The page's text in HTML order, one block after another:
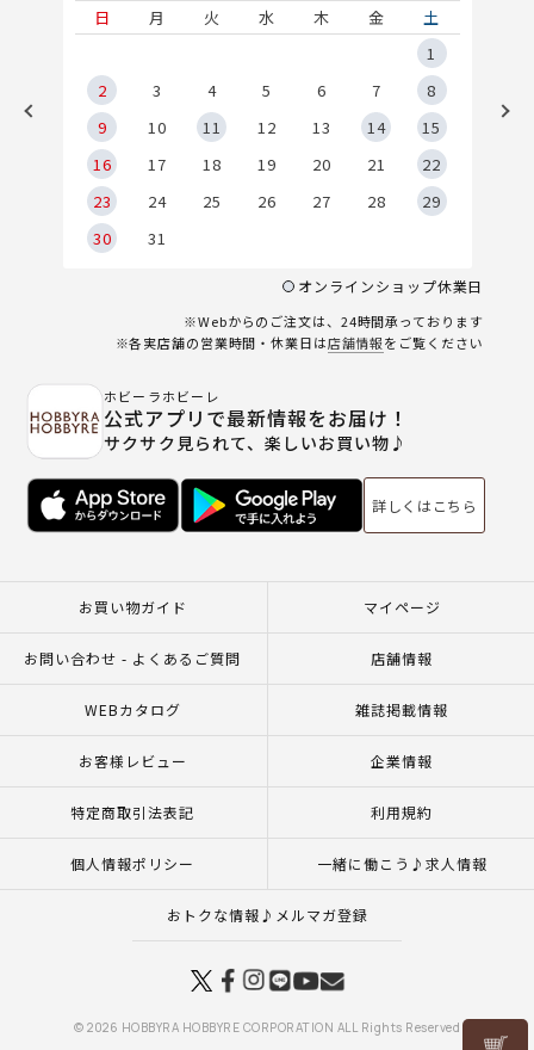
日
月 火 水 木 金
土
1
2
3 4 5 6 7
8
9
10 11 12 13 14
15
16
17 18 19 20 21
22
23
24 25 26 27 28
29
30
31
オンラインショップ休業日
※Webからのご注文は、24時間承っております
※各実店舗の営業時間・休業日は店舗情報をご覧ください
ホビーラホビーレ
公式アプリで最新情報をお届け！
サクサク見られて、楽しいお買い物♪
詳しくはこちら
お買い物ガイド マイページ
お問い合わせ - よくあるご質問 店舗情報
WEBカタログ 雑誌掲載情報
お客様レビュー 企業情報
特定商取引法表記 利用規約
個人情報ポリシー 一緒に働こう♪求人情報
おトクな情報♪メルマガ登録
© 2026 HOBBYRA HOBBYRE CORPORATION ALL Rights Reserved